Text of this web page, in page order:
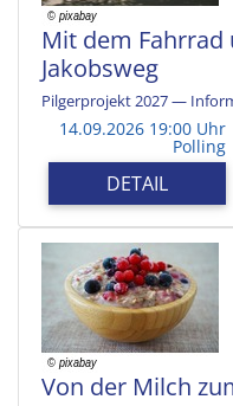
Mit dem
Jakobsweg
Pilgerprojekt 2027 —
14.09.2026 19:00 Uhr
Polling
DETAIL
Von der Milch